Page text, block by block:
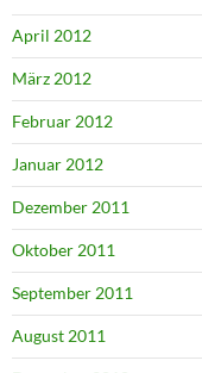
April 2012
März 2012
Februar 2012
Januar 2012
Dezember 2011
Oktober 2011
September 2011
August 2011